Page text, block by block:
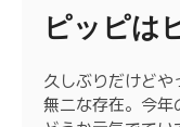
ピッピは
久しぶりだけど
無二な存在。今年